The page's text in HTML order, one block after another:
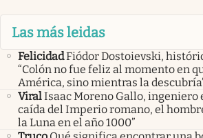
Las más leidas
FelicidadFiódor Dostoievski,
“Colón no fue feliz al momento en
América, sino mientras la
ViralIsaac Moreno Gallo, ingeniero
caída del Imperio romano, el
la Luna en el año 1000”